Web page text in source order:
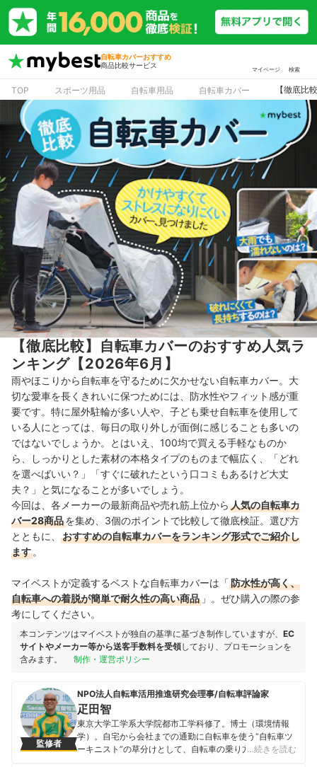
自転車カバーおすすめ
商品比較サービス
マイページ 検索
TOP スポーツ用品 自転車用品 自転車カバー 【徹底比
【徹底比較】自転車カバーのおすすめ人気ラ
ンキング【2026年6月】
雨やほこりから自転車を守るために欠かせない自転車カバー。大
切な愛車を長くきれいに保つためには、防水性やフィット感が重
要です。特に屋外駐輪が多い人や、子ども乗せ自転車を使用して
いる人にとっては、毎日の取り外しが面倒に感じることも多いの
ではないでしょうか。とはいえ、100均で買える手軽なものか
ら、しっかりとした素材の本格タイプのものまで幅広く、「どれ
を選べばいい？」「すぐに破れたという口コミもあるけど大丈
夫？」と気になることが多いでしょう。
今回は、各メーカーの最新商品や売れ筋上位から 人気の自転車カ
バー28商品を集め、3個のポイントで比較して徹底検証。選び方
とともに、
おすすめの自転車カバーをランキング形式でご紹介し
ます 。
マイベストが定義するベストな自転車カバーは「防水性が高く、
自転車への着脱が簡単で耐久性の高い商品 」。ぜひ購入の際の参
考にしてください。
本コンテンツはマイベストが独自の基準に基づき制作していますが、 EC
サイトやメーカー等から送客手数料を受領しており、プロモーションを
含みます。
制作・運営ポリシー
監修者
NPO法人自転車活用推進研究会理事/自転車評論家
疋田智
東京大学工学系大学院都市工学科修了。博士（環境情報
学）。自宅から会社までの通勤に自転車を使う“自転車ツ
ーキニスト”の草分けとして、自転車の乗り方、楽しみ
…続きを読む